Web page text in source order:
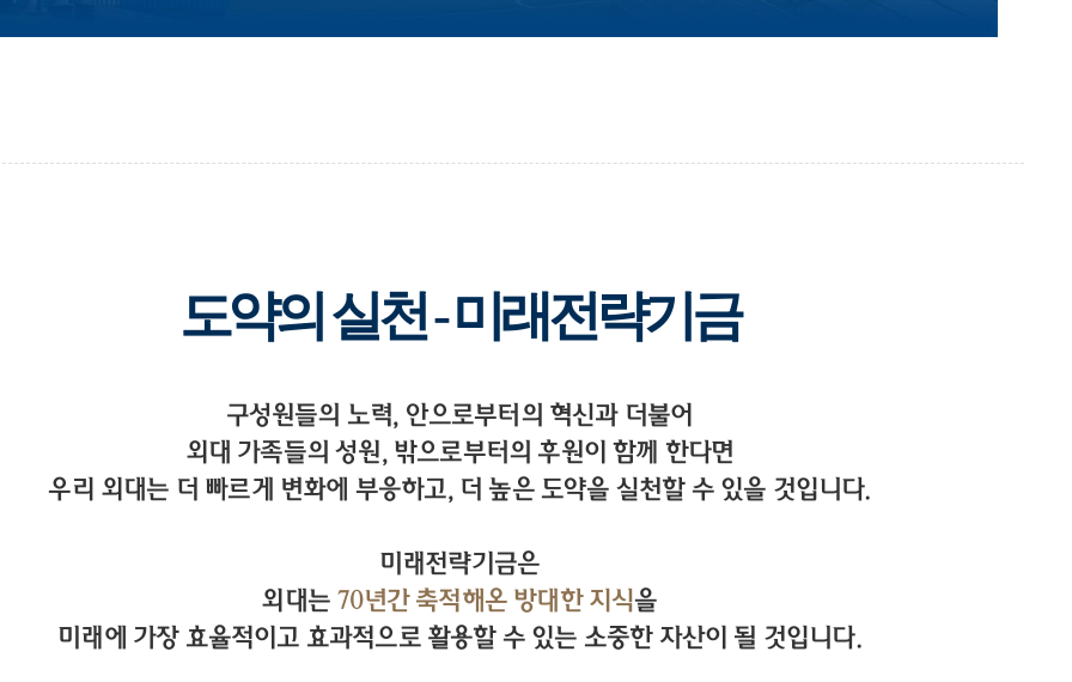
도약의 실천 - 미래전략기금
구성원들의 노력, 안으로부터의 혁신과 더불어
외대 가족들의 성원, 밖으로부터의 후원이 함께 한다면
우리 외대는 더 빠르게 변화에 부응하고, 더 높은 도약을 실천할 수 있을 것입니다.
미래전략기금은
외대는 70년간 축적해온 방대한 지식을
미래에 가장 효율적이고 효과적으로 활용할 수 있는 소중한 자산이 될 것입니다.